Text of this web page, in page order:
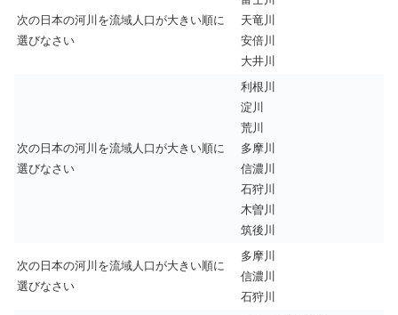
次の日本の河川を流域人口が大きい順に
選びなさい
天竜川
安倍川
大井川
次の日本の河川を流域人口が大きい順に
選びなさい
利根川
淀川
荒川
多摩川
信濃川
石狩川
木曽川
筑後川
次の日本の河川を流域人口が大きい順に
選びなさい
多摩川
信濃川
石狩川